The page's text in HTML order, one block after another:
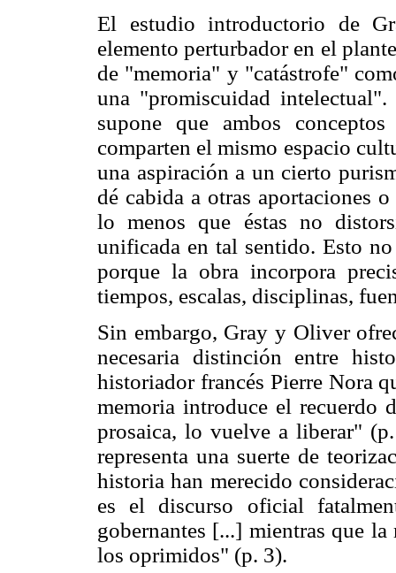
El estudio introductorio de
elemento perturbador en el
de "memoria" y "catástrofe"
una "promiscuidad
supone que ambos
comparten el mismo espacio
una aspiración a un cierto
dé cabida a otras aportaciones
lo menos que éstas no
unificada en tal sentido. Esto
porque la obra incorpora
tiempos, escalas, disciplinas,
Sin embargo, Gray y Oliver
necesaria distinción entre
historiador francés Pierre Nora
memoria introduce el recuerdo
prosaica, lo vuelve a liberar"
representa una suerte de
historia han merecido
es el discurso oficial
gobernantes [...] mientras que
los oprimidos" (p. 3).